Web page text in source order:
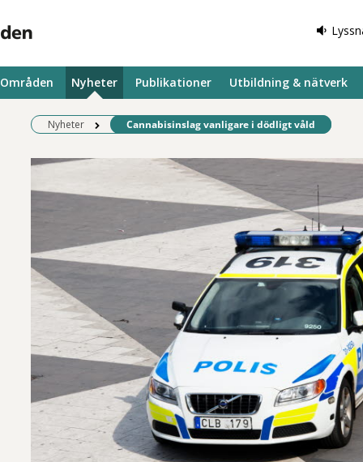
Områden Nyheter Publikationer Utbildning & nätverk
Nyheter Befintlig sida:
Cannabisinslag vanligare i dödligt våld